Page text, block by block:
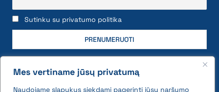
Mes vertiname jūsų privatumą
Naudojame slapukus siekdami pagerinti jūsų naršymo
Sutinku su privatumo politika